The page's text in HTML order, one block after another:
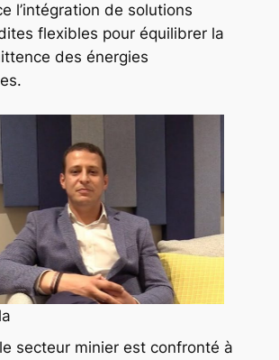
l’intégration de solutions
flexibles pour équilibrer la
des énergies
secteur minier est confronté à